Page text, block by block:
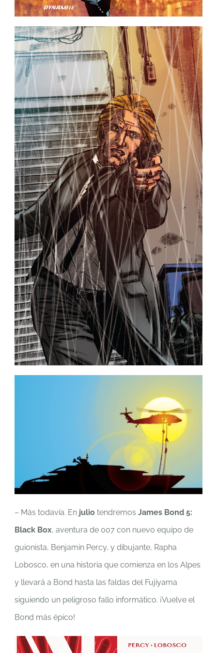
– Más todavía. En julio tendremos James Bond 5:
Black Box, aventura de 007 con nuevo equipo de
guionista, Benjamin Percy, y dibujante, Rapha
Lobosco, en una historia que comienza en los Alpes
y llevará a Bond hasta las faldas del Fujiyama
siguiendo un peligroso fallo informático. ¡Vuelve el
Bond más épico!